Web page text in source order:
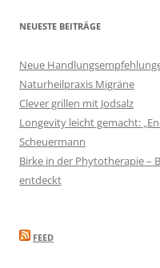
NEUESTE BEITRÄGE
Neue
Naturheilpraxis Migräne
Clever grillen mit Jodsalz
Longevity leicht gemacht:
Scheuermann
Birke in der Phytotherapie –
entdeckt
FEED